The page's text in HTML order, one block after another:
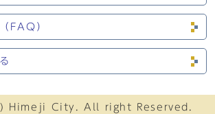
FAQ）
Himeji City. All right Reserved.